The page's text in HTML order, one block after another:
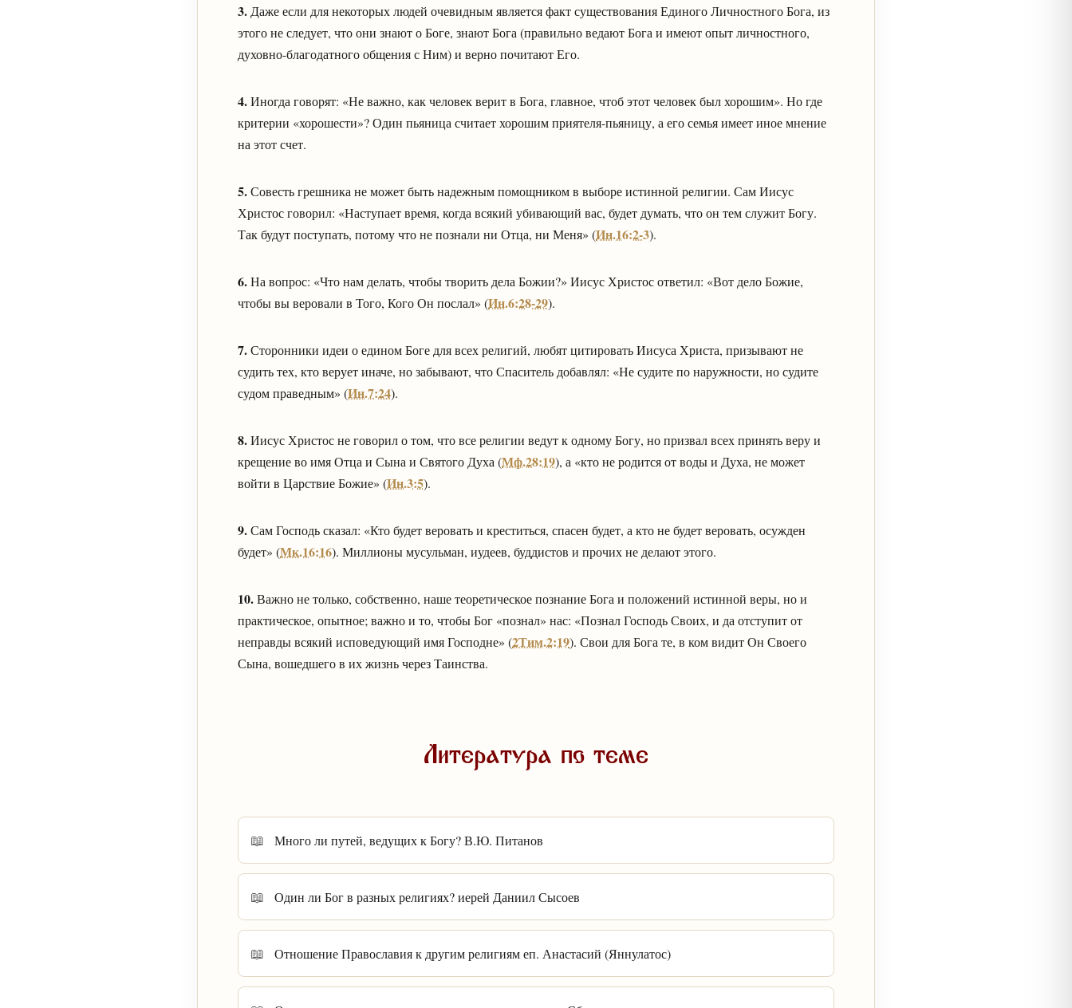
3. Даже если для некоторых людей очевидным является факт существования Единого Личностного Бога, из
этого не следует, что они знают о Боге, знают Бога (правильно ведают Бога и имеют опыт личностного,
духовно-благодатного общения с Ним) и верно почитают Его.
4.Иногда говорят: «Не важно, как человек верит в Бога, главное, чтоб этот человек был хорошим». Но где
критерии «хорошести»? Один пьяница считает хорошим приятеля-пьяницу, а его семья имеет иное мнение
на этот счет.
5.Совесть грешника не может быть надежным помощником в выборе истинной религии. Сам Иисус
Христос говорил: «Наступает время, когда всякий убивающий вас, будет думать, что он тем служит Богу.
Так будут поступать, потому что не познали ни Отца, ни Меня» (Ин.16:2-3).
6.На вопрос: «Что нам делать, чтобы творить дела Божии?» Иисус Христос ответил: «Вот дело Божие,
чтобы вы веровали в Того, Кого Он послал» (Ин.6:28-29).
7.Сторонники идеи о едином Боге для всех религий, любят цитировать Иисуса Христа, призывают не
судить тех, кто верует иначе, но забывают, что Спаситель добавлял: «Не судите по наружности, но судите
судом праведным» (Ин.7:24).
8.Иисус Христос не говорил о том, что все религии ведут к одному Богу, но призвал всех принять веру и
крещение во имя Отца и Сына и Святого Духа (Мф.28:19), а «кто не родится от воды и Духа, не может
войти в Царствие Божие» (Ин.3:5).
9.Сам Господь сказал: «Кто будет веровать и креститься, спасен будет, а кто не будет веровать, осужден
будет» (Мк.16:16). Миллионы мусульман, иудеев, буддистов и прочих не делают этого.
10.Важно не только, собственно, наше теоретическое познание Бога и положений истинной веры, но и
практическое, опытное; важно и то, чтобы Бог «познал» нас: «Познал Господь Своих, и да отступит от
неправды всякий исповедующий имя Господне» (2Тим.2:19). Свои для Бога те, в ком видит Он Своего
Сына, вошедшего в их жизнь через Таинства.
Литература по теме
Много ли путей, ведущих к Богу? В.Ю. Питанов
Один ли Бог в разных религиях? иерей Даниил Сысоев
Отношение Православия к другим религиям еп. Анастасий (Яннулатос)